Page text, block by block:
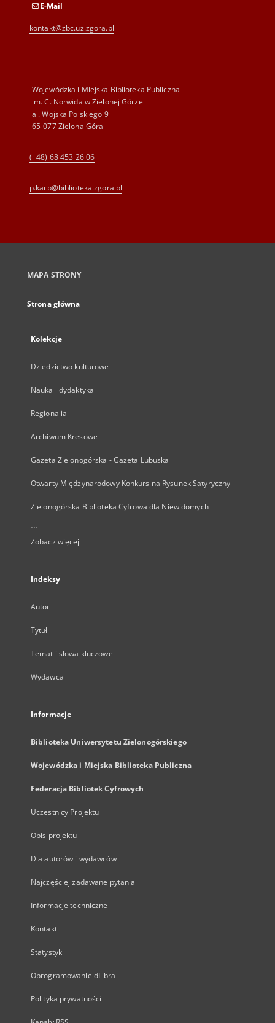
E-Mail
kontakt@zbc.uz.zgora.pl
Wojewódzka i Miejska Biblioteka Publiczna
im. C. Norwida w Zielonej Górze
al. Wojska Polskiego 9
65-077 Zielona Góra
(+48) 68 453 26 06
p.karp@biblioteka.zgora.pl
MAPA STRONY
Strona główna
Kolekcje
Dziedzictwo kulturowe
Nauka i dydaktyka
Regionalia
Archiwum Kresowe
Gazeta Zielonogórska - Gazeta Lubuska
Otwarty Międzynarodowy Konkurs na Rysunek Satyryczny
Zielonogórska Biblioteka Cyfrowa dla Niewidomych
...
Zobacz więcej
Indeksy
Autor
Tytuł
Temat i słowa kluczowe
Wydawca
Informacje
Biblioteka Uniwersytetu Zielonogórskiego
Wojewódzka i Miejska Biblioteka Publiczna
Federacja Bibliotek Cyfrowych
Uczestnicy Projektu
Opis projektu
Dla autorów i wydawców
Najczęściej zadawane pytania
Informacje techniczne
Kontakt
Statystyki
Oprogramowanie dLibra
Polityka prywatności